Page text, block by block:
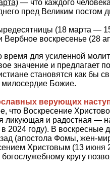
— что каждого
пред Великим постом
(18 марта —
воскресенье (28
время для усиленной
значение и
становятся как бы
милосердие Божие.
верующих
что Воскресение
и радостная —
в 2024 году). В
(апостола Фомы, жен-
Христовым (13 июня
кругу